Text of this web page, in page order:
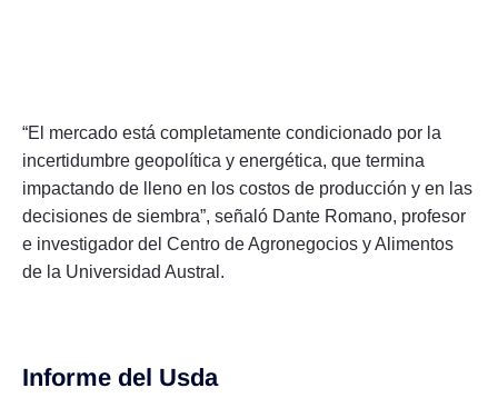
“El mercado está completamente condicionado por la
incertidumbre geopolítica y energética, que termina
impactando de lleno en los costos de producción y en las
decisiones de siembra”, señaló Dante Romano, profesor
e investigador del Centro de Agronegocios y Alimentos
de la Universidad Austral.
Informe del Usda